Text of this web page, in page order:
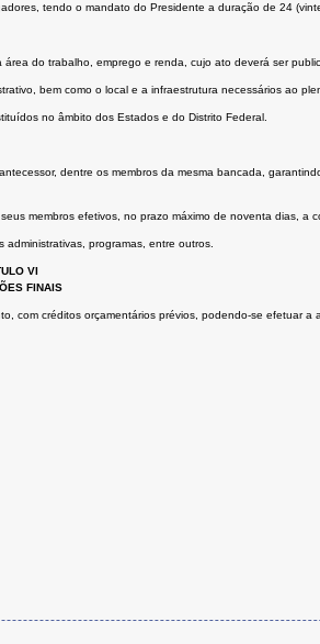
tendo o mandato do Presidente a duração de 24
do trabalho, emprego e renda, cujo ato deverá ser
bem como o local e a infraestrutura necessários ao
no âmbito dos Estados e do Distrito Federal.
dentre os membros da mesma bancada,
membros efetivos, no prazo máximo de noventa dias, a
programas, entre outros.
VI
FINAIS
créditos orçamentários prévios, podendo-se efetuar